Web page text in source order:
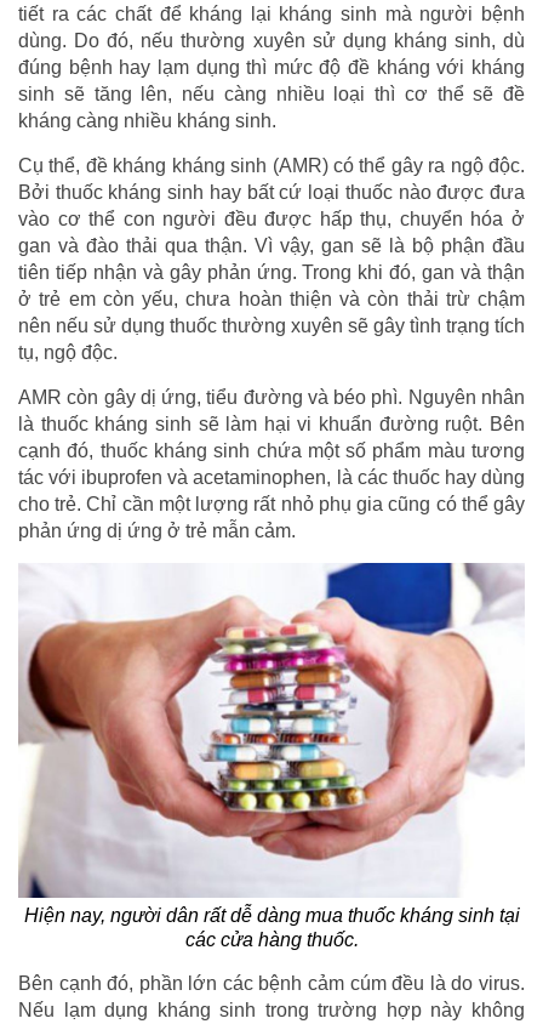
tiết ra các chất để kháng lại kháng sinh mà người bệnh
dùng. Do đó, nếu thường xuyên sử dụng kháng sinh, dù
đúng bệnh hay lạm dụng thì mức độ đề kháng với kháng
sinh sẽ tăng lên, nếu càng nhiều loại thì cơ thể sẽ đề
kháng càng nhiều kháng sinh.
Cụ thể, đề kháng kháng sinh (AMR) có thể gây ra ngộ độc.
Bởi thuốc kháng sinh hay bất cứ loại thuốc nào được đưa
vào cơ thể con người đều được hấp thụ, chuyển hóa ở
gan và đào thải qua thận. Vì vậy, gan sẽ là bộ phận đầu
tiên tiếp nhận và gây phản ứng. Trong khi đó, gan và thận
ở trẻ em còn yếu, chưa hoàn thiện và còn thải trừ chậm
nên nếu sử dụng thuốc thường xuyên sẽ gây tình trạng tích
tụ, ngộ độc.
AMR còn gây dị ứng, tiểu đường và béo phì. Nguyên nhân
là thuốc kháng sinh sẽ làm hại vi khuẩn đường ruột. Bên
cạnh đó, thuốc kháng sinh chứa một số phẩm màu tương
tác với ibuprofen và acetaminophen, là các thuốc hay dùng
cho trẻ. Chỉ cần một lượng rất nhỏ phụ gia cũng có thể gây
phản ứng dị ứng ở trẻ mẫn cảm.
Hiện nay, người dân rất dễ dàng mua thuốc kháng sinh tại
các cửa hàng thuốc.
Bên cạnh đó, phần lớn các bệnh cảm cúm đều là do virus.
Nếu lạm dụng kháng sinh trong trường hợp này không